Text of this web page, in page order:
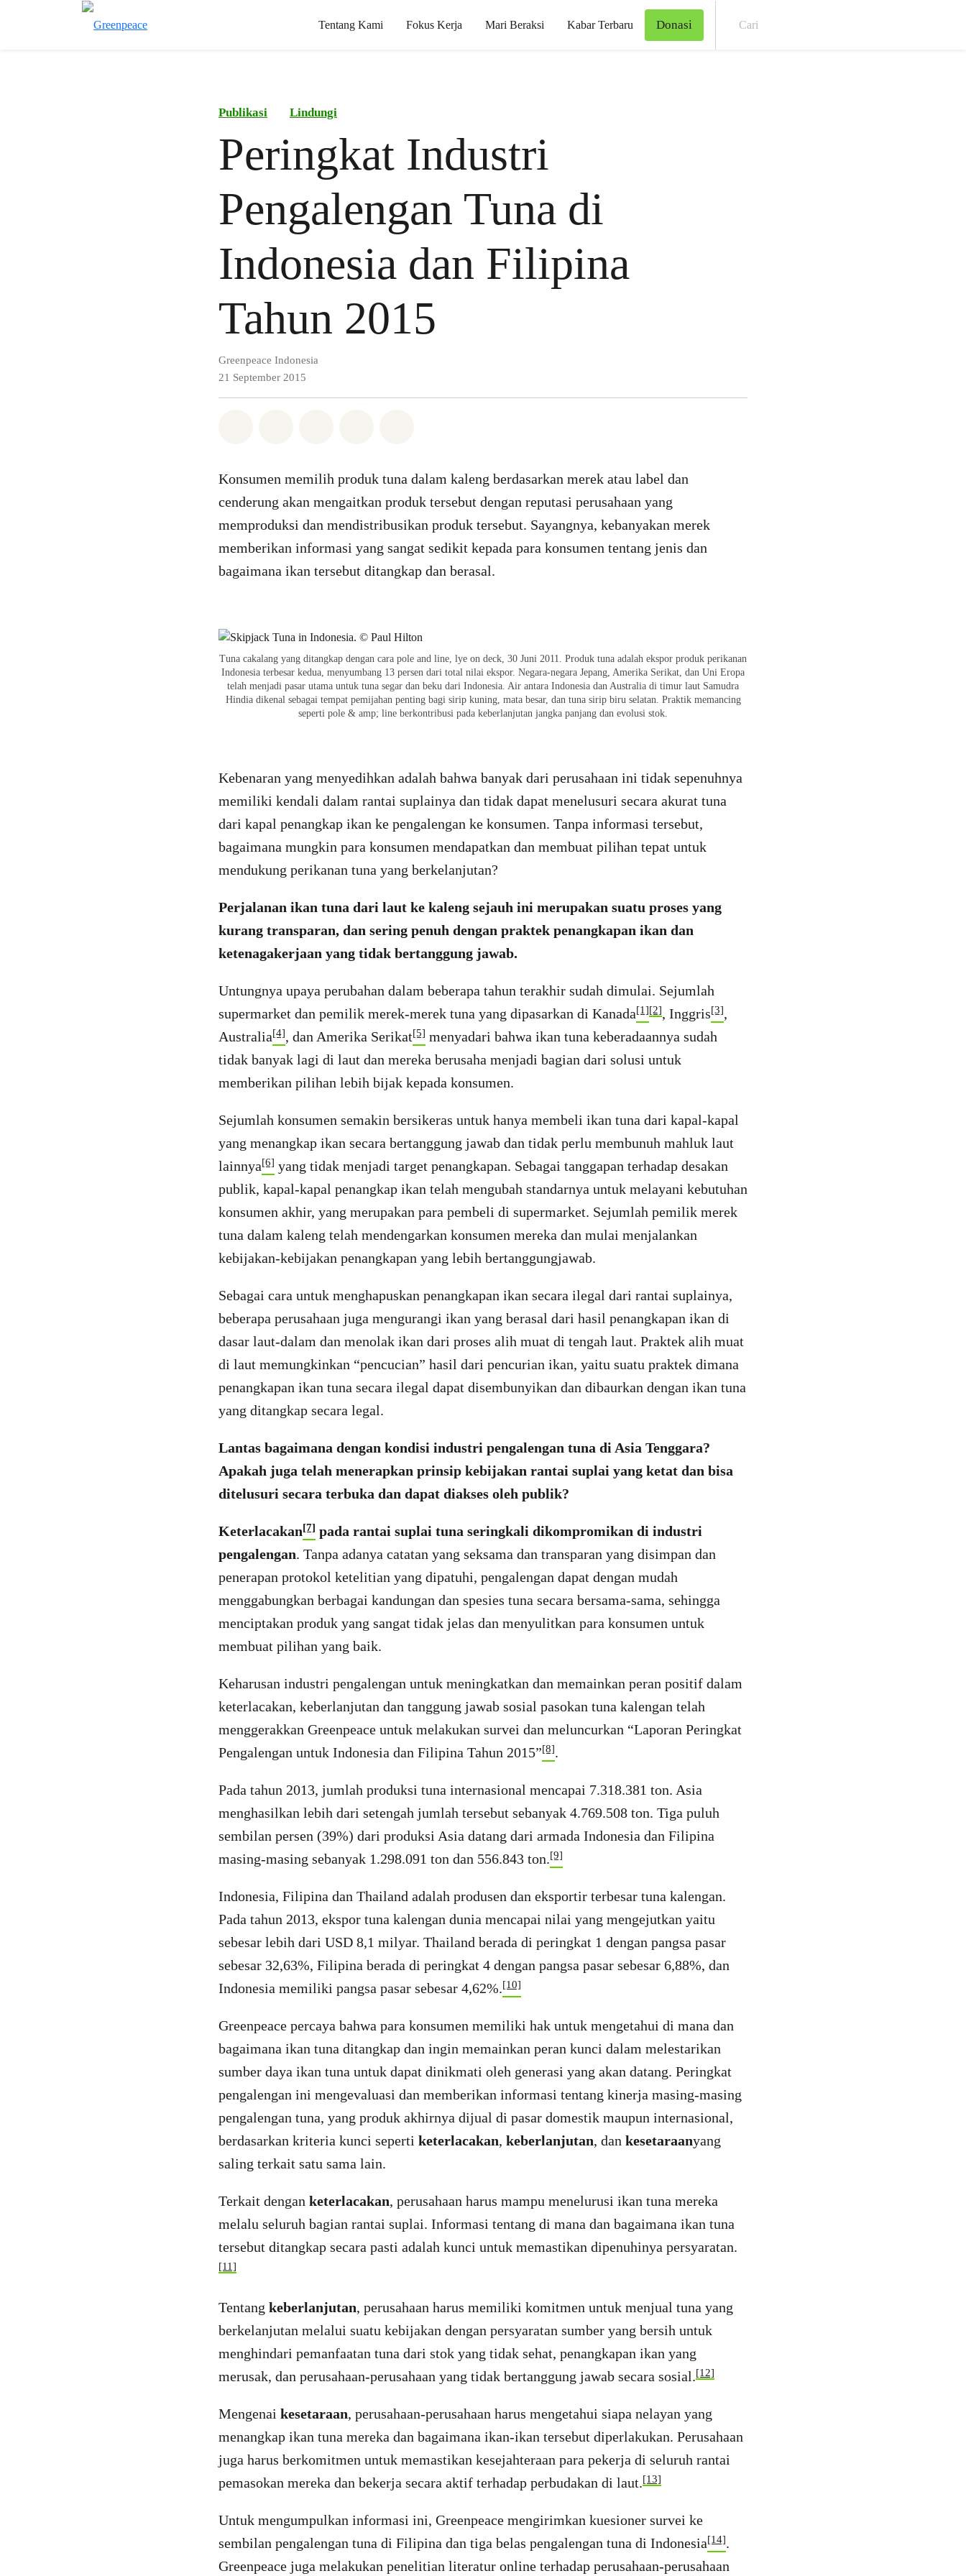
Tentang Kami Fokus Kerja Mari Beraksi Kabar Terbaru Donasi
Publikasi Lindungi
Peringkat Industri
Pengalengan Tuna di
Indonesia dan Filipina
Tahun 2015
Greenpeace Indonesia
21 September 2015
Konsumen memilih produk tuna dalam kaleng berdasarkan merek atau label dan
cenderung akan mengaitkan produk tersebut dengan reputasi perusahaan yang
memproduksi dan mendistribusikan produk tersebut. Sayangnya, kebanyakan merek
memberikan informasi yang sangat sedikit kepada para konsumen tentang jenis dan
bagaimana ikan tersebut ditangkap dan berasal.
Tuna cakalang yang ditangkap dengan cara pole and line, lye on deck, 30 Juni 2011. Produk tuna adalah ekspor produk perikanan
Indonesia terbesar kedua, menyumbang 13 persen dari total nilai ekspor. Negara-negara Jepang, Amerika Serikat, dan Uni Eropa
telah menjadi pasar utama untuk tuna segar dan beku dari Indonesia. Air antara Indonesia dan Australia di timur laut Samudra
Hindia dikenal sebagai tempat pemijahan penting bagi sirip kuning, mata besar, dan tuna sirip biru selatan. Praktik memancing
seperti pole & amp; line berkontribusi pada keberlanjutan jangka panjang dan evolusi stok.
Kebenaran yang menyedihkan adalah bahwa banyak dari perusahaan ini tidak sepenuhnya
memiliki kendali dalam rantai suplainya dan tidak dapat menelusuri secara akurat tuna
dari kapal penangkap ikan ke pengalengan ke konsumen. Tanpa informasi tersebut,
bagaimana mungkin para konsumen mendapatkan dan membuat pilihan tepat untuk
mendukung perikanan tuna yang berkelanjutan?
Perjalanan ikan tuna dari laut ke kaleng sejauh ini merupakan suatu proses yang
kurang transparan, dan sering penuh dengan praktek penangkapan ikan dan
ketenagakerjaan yang tidak bertanggung jawab.
Untungnya upaya perubahan dalam beberapa tahun terakhir sudah dimulai. Sejumlah
supermarket dan pemilik merek-merek tuna yang dipasarkan di Kanada[1][2], Inggris[3],
Australia[4], dan Amerika Serikat[5] menyadari bahwa ikan tuna keberadaannya sudah
tidak banyak lagi di laut dan mereka berusaha menjadi bagian dari solusi untuk
memberikan pilihan lebih bijak kepada konsumen.
Sejumlah konsumen semakin bersikeras untuk hanya membeli ikan tuna dari kapal-kapal
yang menangkap ikan secara bertanggung jawab dan tidak perlu membunuh mahluk laut
lainnya[6] yang tidak menjadi target penangkapan. Sebagai tanggapan terhadap desakan
publik, kapal-kapal penangkap ikan telah mengubah standarnya untuk melayani kebutuhan
konsumen akhir, yang merupakan para pembeli di supermarket. Sejumlah pemilik merek
tuna dalam kaleng telah mendengarkan konsumen mereka dan mulai menjalankan
kebijakan-kebijakan penangkapan yang lebih bertanggungjawab.
Sebagai cara untuk menghapuskan penangkapan ikan secara ilegal dari rantai suplainya,
beberapa perusahaan juga mengurangi ikan yang berasal dari hasil penangkapan ikan di
dasar laut-dalam dan menolak ikan dari proses alih muat di tengah laut. Praktek alih muat
di laut memungkinkan “pencucian” hasil dari pencurian ikan, yaitu suatu praktek dimana
penangkapan ikan tuna secara ilegal dapat disembunyikan dan dibaurkan dengan ikan tuna
yang ditangkap secara legal.
Lantas bagaimana dengan kondisi industri pengalengan tuna di Asia Tenggara?
Apakah juga telah menerapkan prinsip kebijakan rantai suplai yang ketat dan bisa
ditelusuri secara terbuka dan dapat diakses oleh publik?
Keterlacakan[7] pada rantai suplai tuna seringkali dikompromikan di industri
pengalengan. Tanpa adanya catatan yang seksama dan transparan yang disimpan dan
penerapan protokol ketelitian yang dipatuhi, pengalengan dapat dengan mudah
menggabungkan berbagai kandungan dan spesies tuna secara bersama-sama, sehingga
menciptakan produk yang sangat tidak jelas dan menyulitkan para konsumen untuk
membuat pilihan yang baik.
Keharusan industri pengalengan untuk meningkatkan dan memainkan peran positif dalam
keterlacakan, keberlanjutan dan tanggung jawab sosial pasokan tuna kalengan telah
menggerakkan Greenpeace untuk melakukan survei dan meluncurkan “Laporan Peringkat
Pengalengan untuk Indonesia dan Filipina Tahun 2015”[8].
Pada tahun 2013, jumlah produksi tuna internasional mencapai 7.318.381 ton. Asia
menghasilkan lebih dari setengah jumlah tersebut sebanyak 4.769.508 ton. Tiga puluh
sembilan persen (39%) dari produksi Asia datang dari armada Indonesia dan Filipina
masing-masing sebanyak 1.298.091 ton dan 556.843 ton.[9]
Indonesia, Filipina dan Thailand adalah produsen dan eksportir terbesar tuna kalengan.
Pada tahun 2013, ekspor tuna kalengan dunia mencapai nilai yang mengejutkan yaitu
sebesar lebih dari USD 8,1 milyar. Thailand berada di peringkat 1 dengan pangsa pasar
sebesar 32,63%, Filipina berada di peringkat 4 dengan pangsa pasar sebesar 6,88%, dan
Indonesia memiliki pangsa pasar sebesar 4,62%.[10]
Greenpeace percaya bahwa para konsumen memiliki hak untuk mengetahui di mana dan
bagaimana ikan tuna ditangkap dan ingin memainkan peran kunci dalam melestarikan
sumber daya ikan tuna untuk dapat dinikmati oleh generasi yang akan datang. Peringkat
pengalengan ini mengevaluasi dan memberikan informasi tentang kinerja masing-masing
pengalengan tuna, yang produk akhirnya dijual di pasar domestik maupun internasional,
berdasarkan kriteria kunci seperti keterlacakan, keberlanjutan, dan kesetaraanyang
saling terkait satu sama lain.
Terkait dengan keterlacakan, perusahaan harus mampu menelurusi ikan tuna mereka
melalu seluruh bagian rantai suplai. Informasi tentang di mana dan bagaimana ikan tuna
tersebut ditangkap secara pasti adalah kunci untuk memastikan dipenuhinya persyaratan.
[11]
Tentang keberlanjutan, perusahaan harus memiliki komitmen untuk menjual tuna yang
berkelanjutan melalui suatu kebijakan dengan persyaratan sumber yang bersih untuk
menghindari pemanfaatan tuna dari stok yang tidak sehat, penangkapan ikan yang
merusak, dan perusahaan-perusahaan yang tidak bertanggung jawab secara sosial.[12]
Mengenai kesetaraan, perusahaan-perusahaan harus mengetahui siapa nelayan yang
menangkap ikan tuna mereka dan bagaimana ikan-ikan tersebut diperlakukan. Perusahaan
juga harus berkomitmen untuk memastikan kesejahteraan para pekerja di seluruh rantai
pemasokan mereka dan bekerja secara aktif terhadap perbudakan di laut.[13]
Untuk mengumpulkan informasi ini, Greenpeace mengirimkan kuesioner survei ke
sembilan pengalengan tuna di Filipina dan tiga belas pengalengan tuna di Indonesia[14].
Greenpeace juga melakukan penelitian literatur online terhadap perusahaan-perusahaan